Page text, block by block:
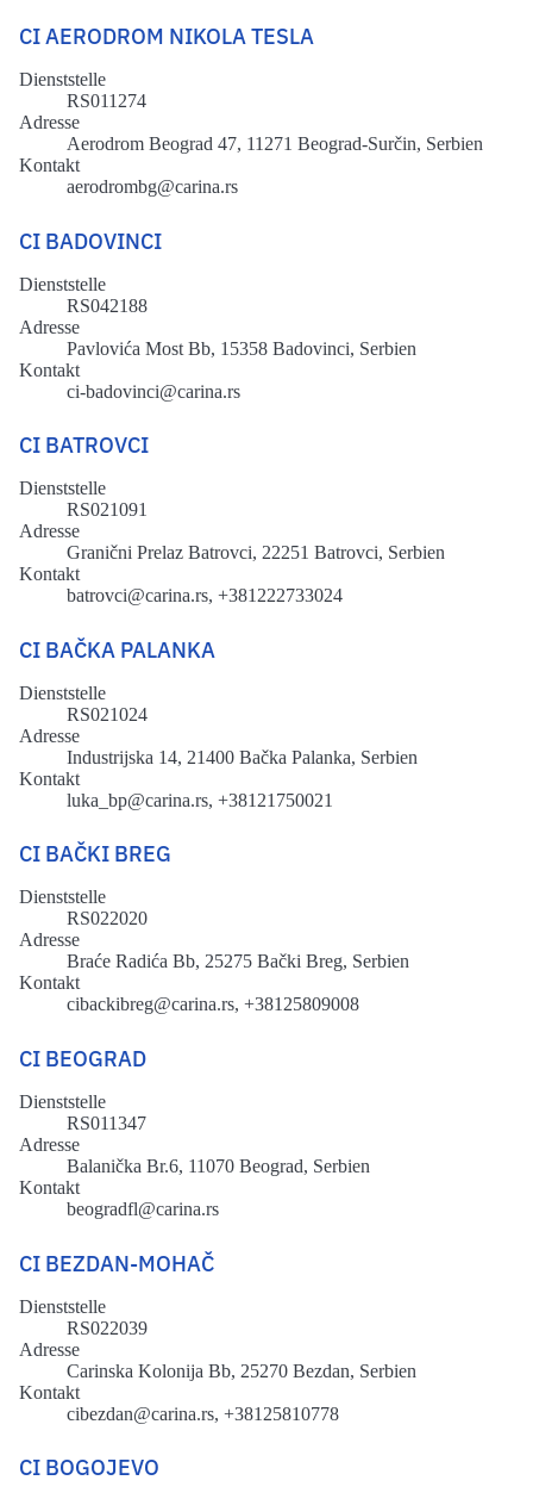
CI AERODROM NIKOLA TESLA
Dienststelle
RS011274
Adresse
Aerodrom Beograd 47, 11271 Beograd-Surčin, Serbien
Kontakt
aerodrombg@carina.rs
CI BADOVINCI
Dienststelle
RS042188
Adresse
Pavlovića Most Bb, 15358 Badovinci, Serbien
Kontakt
ci-badovinci@carina.rs
CI BATROVCI
Dienststelle
RS021091
Adresse
Granični Prelaz Batrovci, 22251 Batrovci, Serbien
Kontakt
batrovci@carina.rs, +381222733024
CI BAČKA PALANKA
Dienststelle
RS021024
Adresse
Industrijska 14, 21400 Bačka Palanka, Serbien
Kontakt
luka_bp@carina.rs, +38121750021
CI BAČKI BREG
Dienststelle
RS022020
Adresse
Braće Radića Bb, 25275 Bački Breg, Serbien
Kontakt
cibackibreg@carina.rs, +38125809008
CI BEOGRAD
Dienststelle
RS011347
Adresse
Balanička Br.6, 11070 Beograd, Serbien
Kontakt
beogradfl@carina.rs
CI BEZDAN-MOHAČ
Dienststelle
RS022039
Adresse
Carinska Kolonija Bb, 25270 Bezdan, Serbien
Kontakt
cibezdan@carina.rs, +38125810778
CI BOGOJEVO